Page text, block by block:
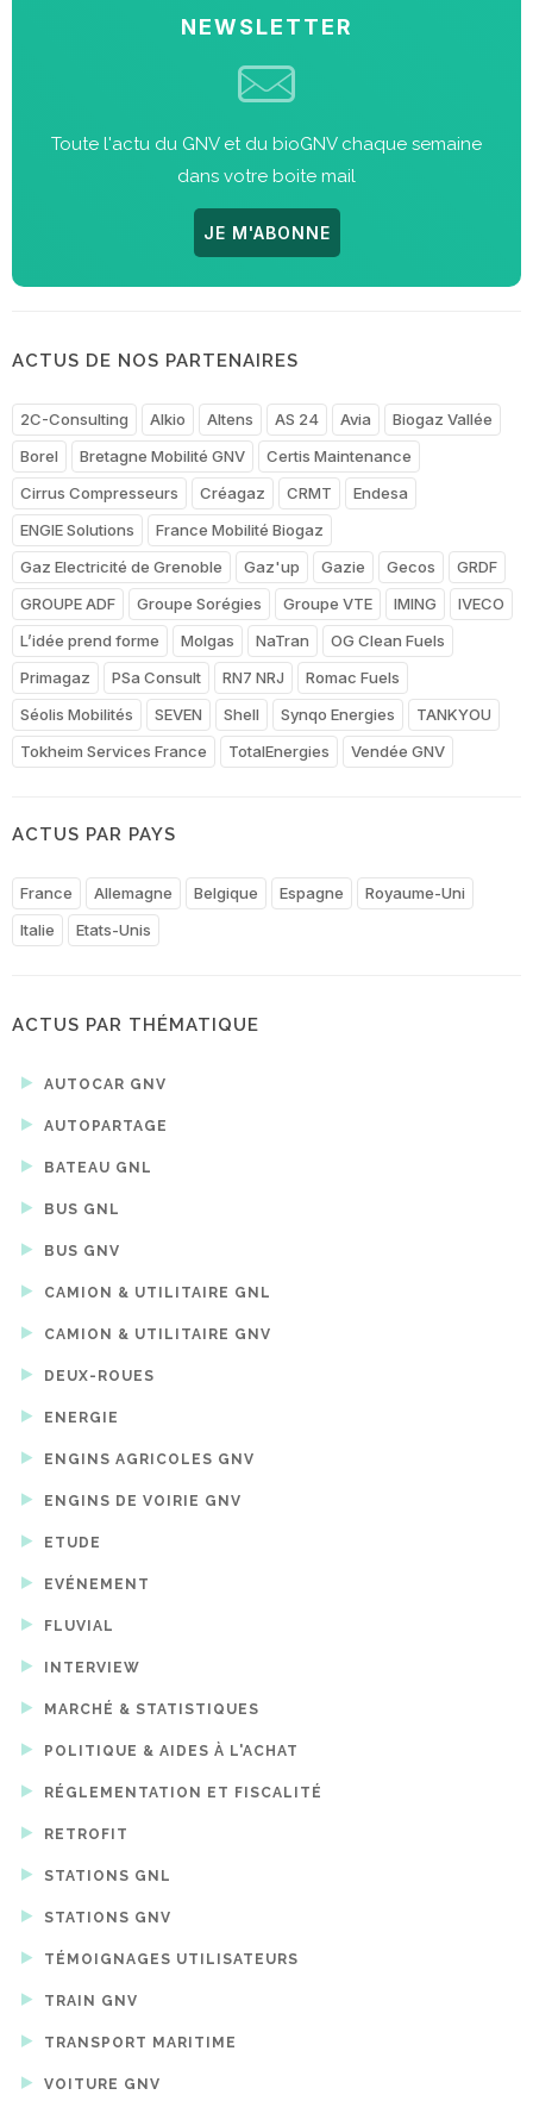
NEWSLETTER
Toute l'actu du GNV et du bioGNV chaque semaine
dans votre boite mail
JE M'ABONNE
ACTUS DE NOS PARTENAIRES
2C-Consulting Alkio Altens AS 24 Avia
Biogaz Vallée
Borel
Bretagne Mobilité GNV
Certis Maintenance
Cirrus Compresseurs
Créagaz CRMT
Endesa
ENGIE Solutions
France Mobilité Biogaz
Gaz Electricité de Grenoble
Gaz'up Gazie Gecos
GRDF
GROUPE ADF
Groupe Sorégies Groupe VTE IMING
IVECO
L’idée prend forme
Molgas NaTran
OG Clean Fuels
Primagaz
PSa Consult RN7 NRJ
Romac Fuels
Séolis Mobilités
SEVEN Shell Synqo Energies
TANKYOU
Tokheim Services France
TotalEnergies Vendée GNV
ACTUS PAR PAYS
France Allemagne Belgique Espagne
Royaume-Uni
Italie
Etats-Unis
ACTUS PAR THÉMATIQUE
AUTOCAR GNV
AUTOPARTAGE
BATEAU GNL
BUS GNL
BUS GNV
CAMION & UTILITAIRE GNL
CAMION & UTILITAIRE GNV
DEUX-ROUES
ENERGIE
ENGINS AGRICOLES GNV
ENGINS DE VOIRIE GNV
ETUDE
EVÉNEMENT
FLUVIAL
INTERVIEW
MARCHÉ & STATISTIQUES
POLITIQUE & AIDES À L'ACHAT
RÉGLEMENTATION ET FISCALITÉ
RETROFIT
STATIONS GNL
STATIONS GNV
TÉMOIGNAGES UTILISATEURS
TRAIN GNV
TRANSPORT MARITIME
VOITURE GNV